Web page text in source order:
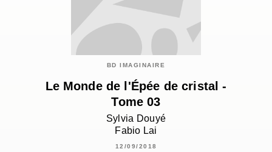
BD IMAGINAIRE
Le Monde de l'Épée de cristal -
Tome 03
Sylvia Douyé
Fabio Lai
12/09/2018